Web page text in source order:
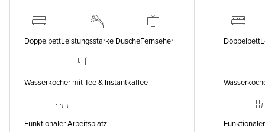
DoppelbettLeistungsstarke DuscheFernseher
Wasserkocher mit Tee & Instantkaffee
Funktionaler Arbeitsplatz
Doppelbett